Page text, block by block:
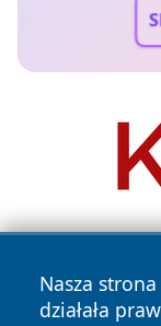
Nasza
działała